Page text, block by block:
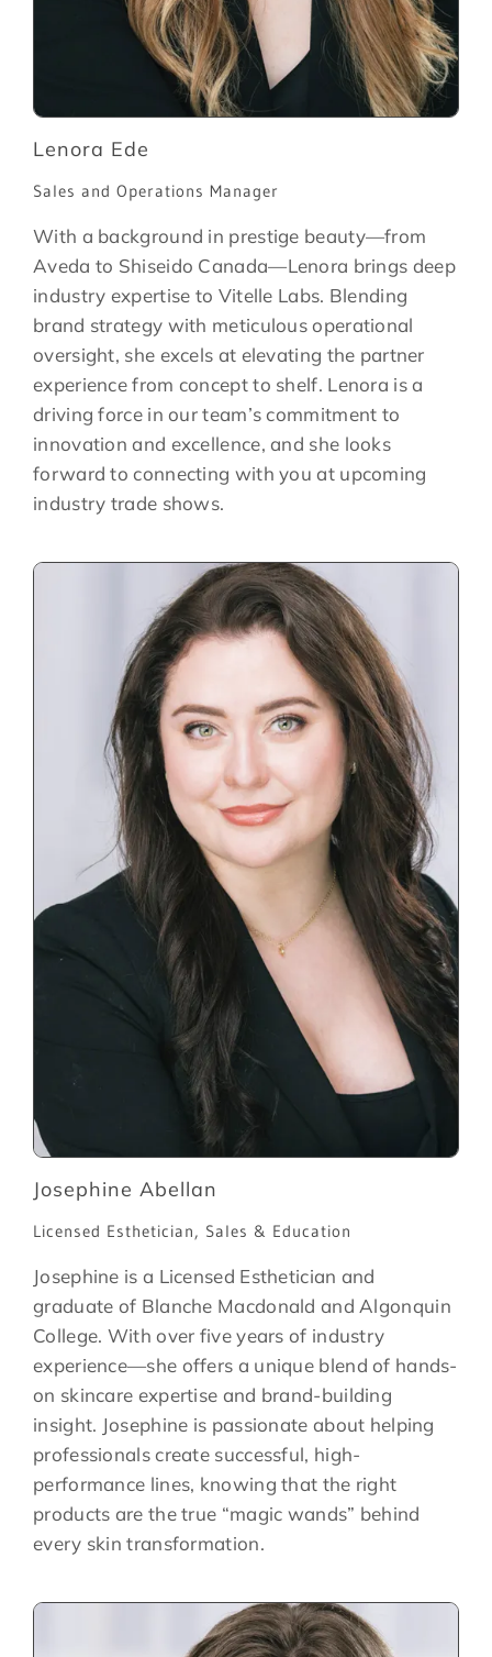
Lenora Ede
Sales and Operations Manager
With a background in prestige beauty—from
Aveda to Shiseido Canada—Lenora brings deep
industry expertise to Vitelle Labs. Blending
brand strategy with meticulous operational
oversight, she excels at elevating the partner
experience from concept to shelf. Lenora is a
driving force in our team’s commitment to
innovation and excellence, and she looks
forward to connecting with you at upcoming
industry trade shows.
Josephine Abellan
Licensed Esthetician, Sales & Education
Josephine is a Licensed Esthetician and
graduate of Blanche Macdonald and Algonquin
College. With over five years of industry
experience—she offers a unique blend of hands-
on skincare expertise and brand-building
insight. Josephine is passionate about helping
professionals create successful, high-
performance lines, knowing that the right
products are the true “magic wands” behind
every skin transformation.